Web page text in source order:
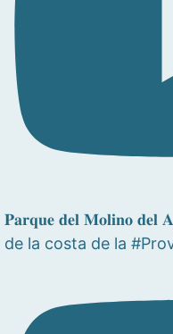
𝐏𝐚𝐫𝐪𝐮𝐞 𝐝𝐞𝐥 𝐌𝐨𝐥𝐢𝐧𝐨
de la costa de la